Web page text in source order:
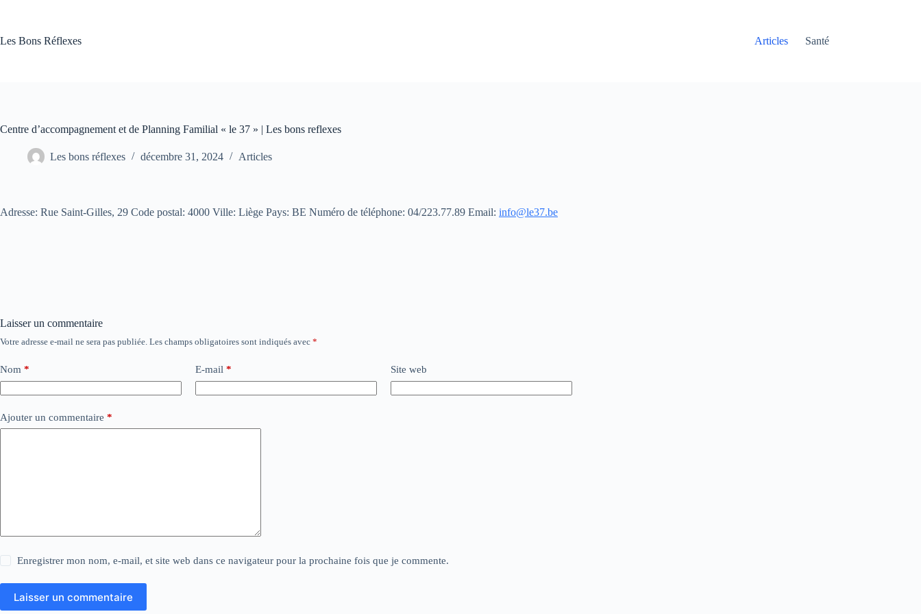
Les Bons Réflexes
Articles Santé
Centre d’accompagnement et de Planning Familial « le 37 » | Les bons reflexes
Les bons réflexes décembre 31, 2024 Articles
Adresse: Rue Saint-Gilles, 29 Code postal: 4000 Ville: Liège Pays: BE Numéro de téléphone: 04/223.77.89 Email: info@le37.be
Laisser un commentaire
Votre adresse e-mail ne sera pas publiée. Les champs obligatoires sont indiqués avec *
Nom * E-mail * Site web
Ajouter un commentaire *
Enregistrer mon nom, e-mail, et site web dans ce navigateur pour la prochaine fois que je commente.
Laisser un commentaire